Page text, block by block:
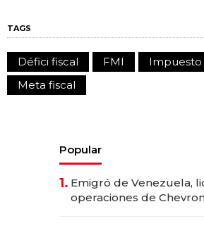
TAGS
Défici fiscal FMI Impuesto
Meta fiscal
Popular
1. Emigró de Venezuela,
operaciones de